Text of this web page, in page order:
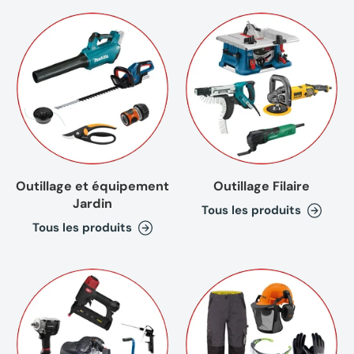
Publié le 24/11/2024 à 10:41. (Date de commande : 04/11/2024)
pratique pour le rangement
Jean pierre B.
Publié le 14/11/2024 à 18:37. (Date de commande : 04/11/2024)
Satisfait du produit
Henri S.
Parfait
Jean-Noël L.
gabarit/empreinte n'est pas celui qui va avec la perceuse
Vincent M.
Publié le 26/09/2024 à 10:10. (Date de commande : 05/09/2024)
Idem
Outillage et équipement
Jardin
Tous les produits
Outillage Filaire
Tous les produits